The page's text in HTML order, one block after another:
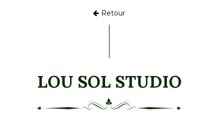
Retour
LOU SOL STUDIO